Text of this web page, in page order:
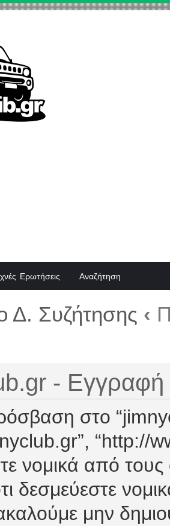
Ερωτήσεις Αναζήτηση
Δ. Συζήτησης ‹
- Εγγραφή
στο
“http://
νομικά από
δεσμεύεστε
μην